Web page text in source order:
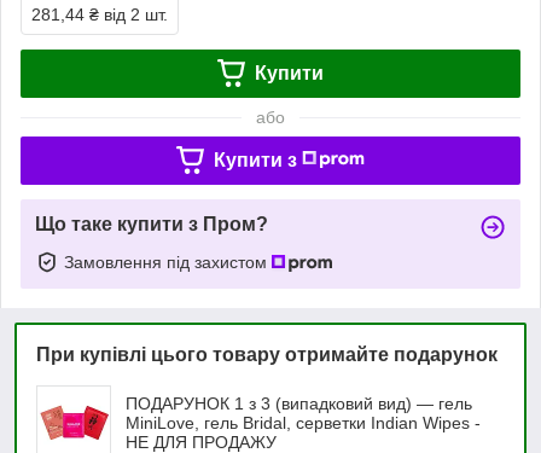
281,44 ₴ від 2 шт.
Купити
або
Купити з
Що таке купити з Пром?
Замовлення під захистом
При купівлі цього товару отримайте подарунок
ПОДАРУНОК 1 з 3 (випадковий вид) — гель
MiniLove, гель Bridal, серветки Indian Wipes -
НЕ ДЛЯ ПРОДАЖУ